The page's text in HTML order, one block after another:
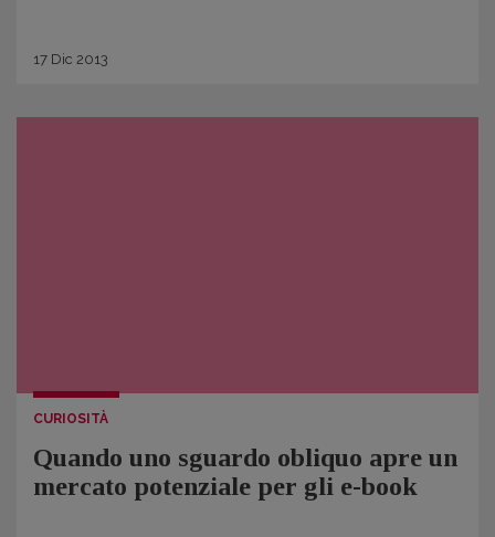
17 Dic 2013
CURIOSITÀ
Quando uno sguardo obliquo apre un
mercato potenziale per gli e-book